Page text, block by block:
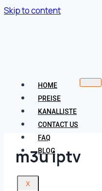
Skip to content
HOME
PREISE
KANALLISTE
CONTACT US
FAQ
BLOG
X
m3u iptv